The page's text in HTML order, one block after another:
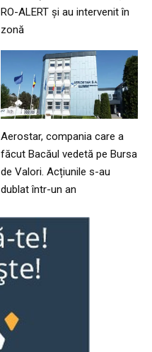
RO-ALERT și au intervenit în
zonă
Aerostar, compania care a
făcut Bacăul vedetă pe Bursa
de Valori. Acțiunile s-au
dublat într-un an